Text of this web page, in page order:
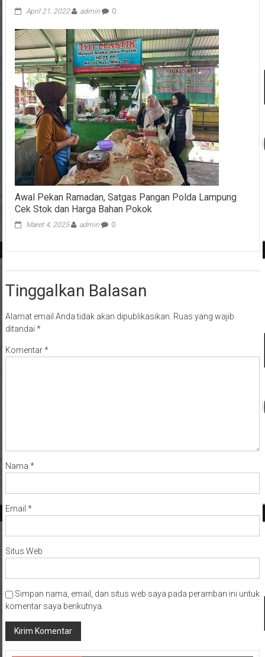
April 21, 2022 admin 0
Awal Pekan Ramadan, Satgas Pangan Polda Lampung
Cek Stok dan Harga Bahan Pokok
Maret 4, 2025 admin 0
Tinggalkan Balasan
Alamat email Anda tidak akan dipublikasikan. Ruas yang wajib
ditandai *
Komentar*
Nama *
Email *
Situs Web
Simpan nama, email, dan situs web saya pada peramban ini untuk
komentar saya berikutnya.